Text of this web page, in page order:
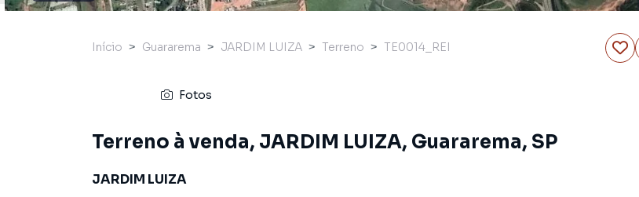
Início Guararema JARDIM LUIZA Terreno TE0014_REI
Fotos
Terreno à venda, JARDIM LUIZA, Guararema, SP
JARDIM LUIZA